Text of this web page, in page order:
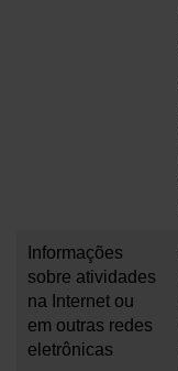
Informações
sobre atividades
na Internet ou
em outras redes
eletrônicas